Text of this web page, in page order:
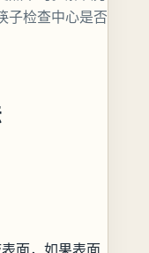
子检查中心是否